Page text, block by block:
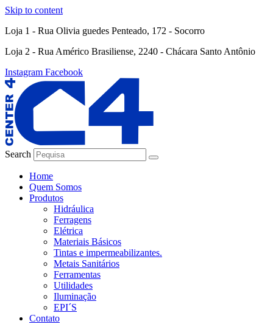
Skip to content
Loja 1 - Rua Olivia guedes Penteado, 172 - Socorro
Loja 2 - Rua Américo Brasiliense, 2240 - Chácara Santo Antônio
Instagram Facebook
Search
Home
Quem Somos
Produtos
Hidráulica
Ferragens
Elétrica
Materiais Básicos
Tintas e impermeabilizantes.
Metais Sanitários
Ferramentas
Utilidades
Iluminação
EPI´S
Contato